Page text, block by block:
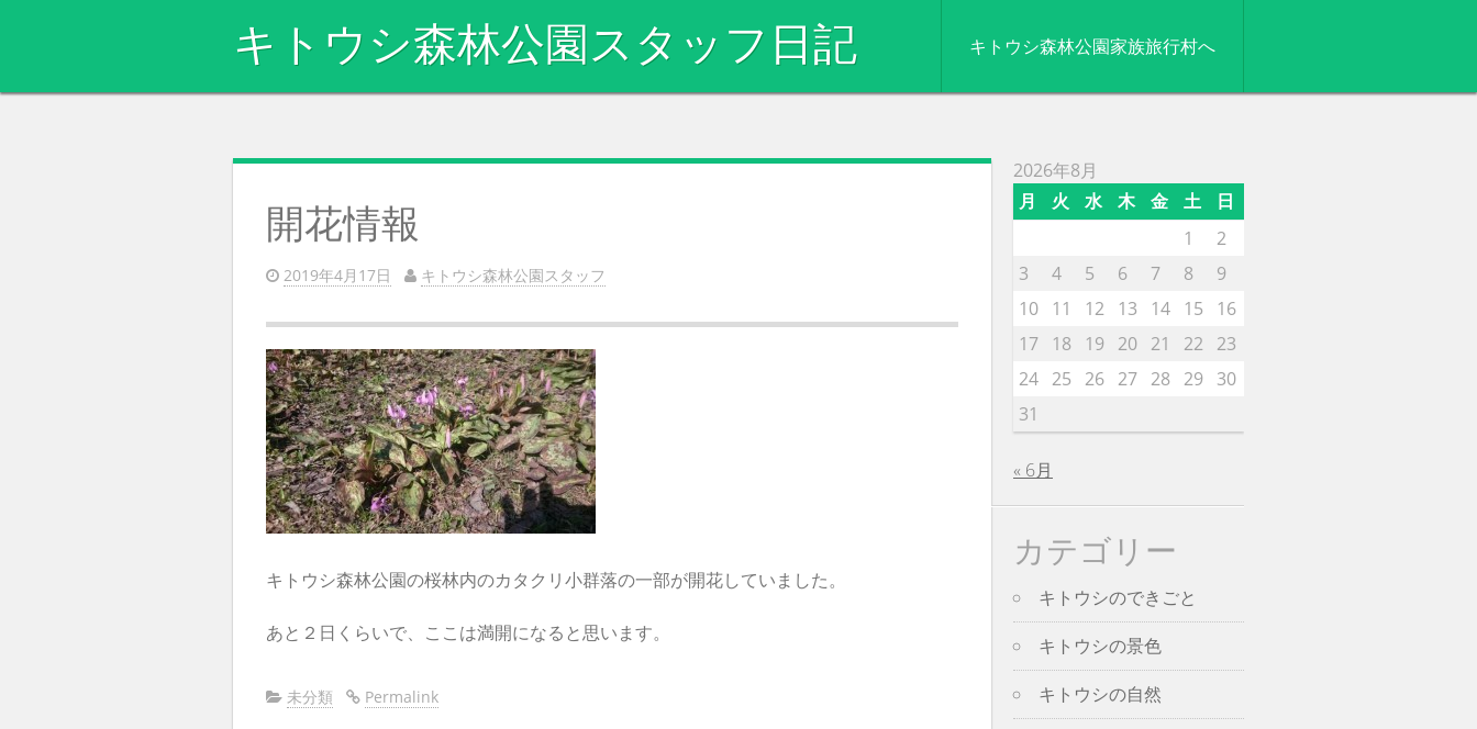
キトウシ森林公園スタッフ日記
Skip
content
キトウシ森林公園家族旅行村へ
開花情報
2019年4月17日 キトウシ森林公園スタッフ
キトウシ森林公園の桜林内のカタクリ小群落の一部が開花していました。
あと２日くらいで、ここは満開になると思います。
未分類 Permalink
2026年8月
月
火 水 木 金 土
日
1
2
3
4 5 6 7 8
9
10
11 12 13 14 15
16
17
18 19 20 21 22 23
24 25 26 27 28 29 30
31
« 6月
カテゴリー
キトウシのできごと
キトウシの景色
キトウシの自然